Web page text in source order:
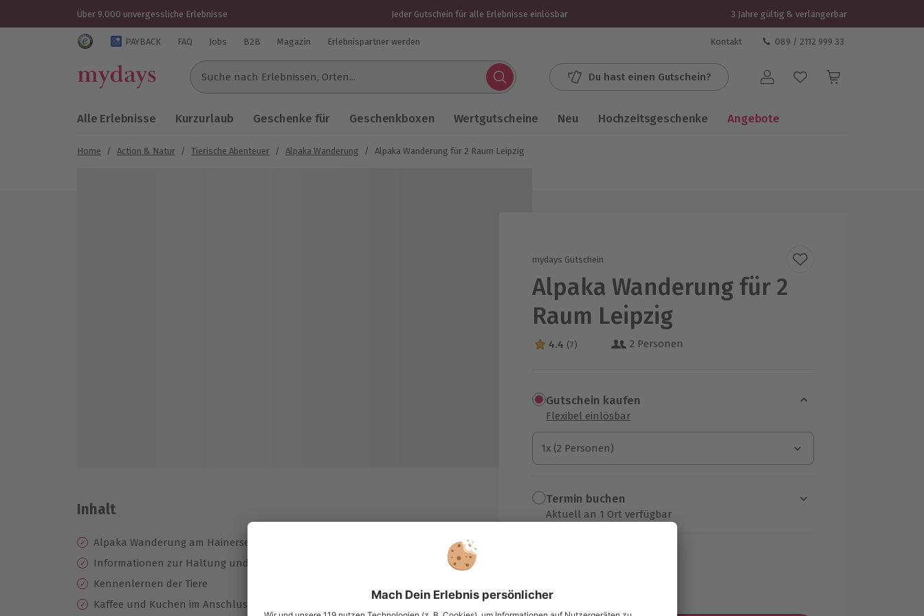
Über 9.000 unvergessliche Erlebnisse Jeder Gutschein für alle Erlebnisse einlösbar 3 Jahre gültig & verlängerbar
Trustedshops Bewertungen für mydays.de
PAYBACK FAQ Jobs B2B Magazin Erlebnispartner werden Kontakt 089 / 2112 999 33
Suche nach Erlebnissen...
Du hast einen Gutschein? Benutzerkonto
Alle Erlebnisse Kurzurlaub Geschenke für Geschenkboxen Wertgutscheine Neu Hochzeitsgeschenke Angebote
Home / Action & Natur / Tierische Abenteuer / Alpaka Wanderung / Alpaka Wanderung für 2 Raum Leipzig
mydays Gutschein
Alpaka Wanderung für 2
Raum Leipzig
4.4 Sterne von 5 aus 7 Bewertungen
4.4 (7) 2 Personen
Gutschein kaufen
Flexibel einlösbar
1x (2 Personen)
1x (2 Personen)
1x (2 Personen)
Termin buchen
Aktuell an 1 Ort verfügbar
zzgl. Versand
Inhalt
Alpaka Wanderung am Hainersee
Informationen zur Haltung und Herkunft der Tiere
Kennenlernen der Tiere
Kaffee und Kuchen im Anschluss